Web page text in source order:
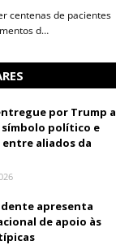
centenas de pacientes
d…
por Trump a
símbolo político e
aliados da
apresenta
de apoio às